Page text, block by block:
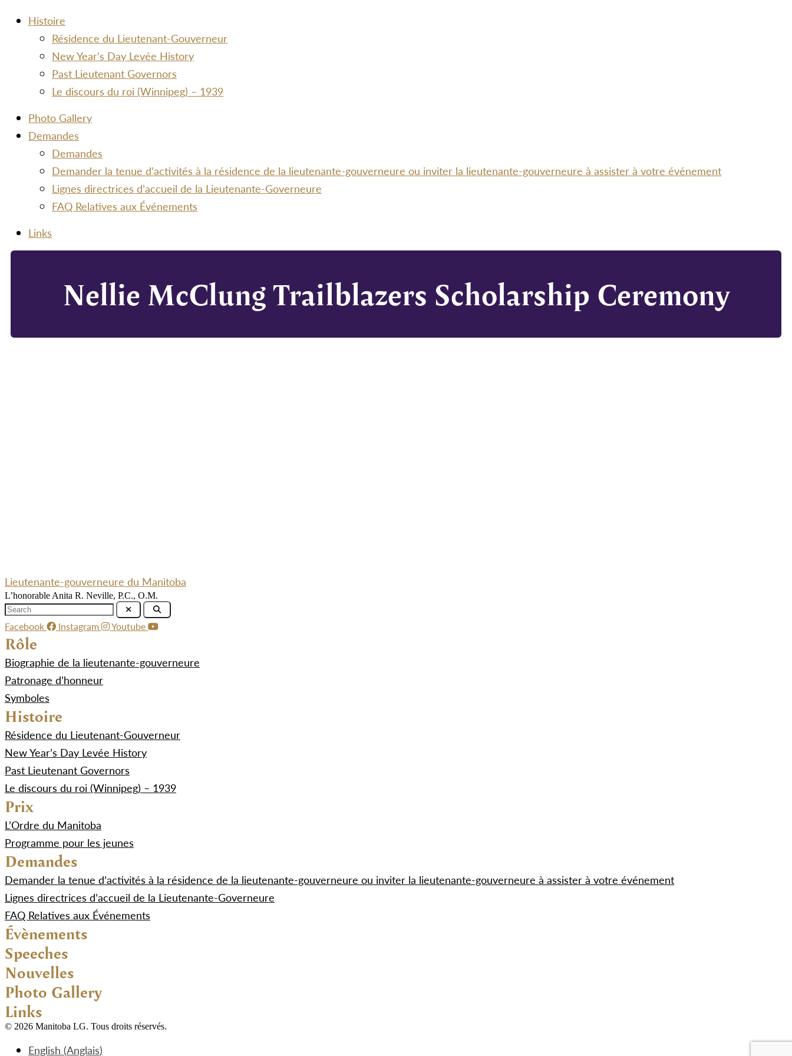
Histoire
Résidence du Lieutenant-Gouverneur
New Year’s Day Levée History
Past Lieutenant Governors
Le discours du roi (Winnipeg) – 1939
Photo Gallery
Demandes
Demandes
Demander la tenue d’activités à la résidence de la lieutenante-gouverneure ou inviter la lieutenante-gouverneure à assister à votre événement
Lignes directrices d’accueil de la Lieutenante-Governeure
FAQ Relatives aux Événements
Links
Nellie McClung Trailblazers Scholarship Ceremony
Lieutenante-gouverneure du Manitoba
L’honorable Anita R. Neville, P.C., O.M.
Facebook Instagram Youtube
Rôle
Biographie de la lieutenante-gouverneure
Patronage d’honneur
Symboles
Histoire
Résidence du Lieutenant-Gouverneur
New Year’s Day Levée History
Past Lieutenant Governors
Le discours du roi (Winnipeg) – 1939
Prix
L’Ordre du Manitoba
Programme pour les jeunes
Demandes
Demander la tenue d’activités à la résidence de la lieutenante-gouverneure ou inviter la lieutenante-gouverneure à assister à votre événement
Lignes directrices d’accueil de la Lieutenante-Governeure
FAQ Relatives aux Événements
Évènements
Speeches
Nouvelles
Photo Gallery
Links
© 2026 Manitoba LG. Tous droits réservés.
English (Anglais)